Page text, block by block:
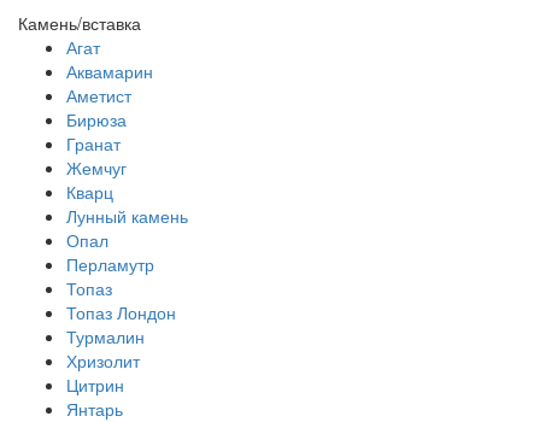
Камень/вставка
Агат
Аквамарин
Аметист
Бирюза
Гранат
Жемчуг
Кварц
Лунный камень
Опал
Перламутр
Топаз
Топаз Лондон
Турмалин
Хризолит
Цитрин
Янтарь